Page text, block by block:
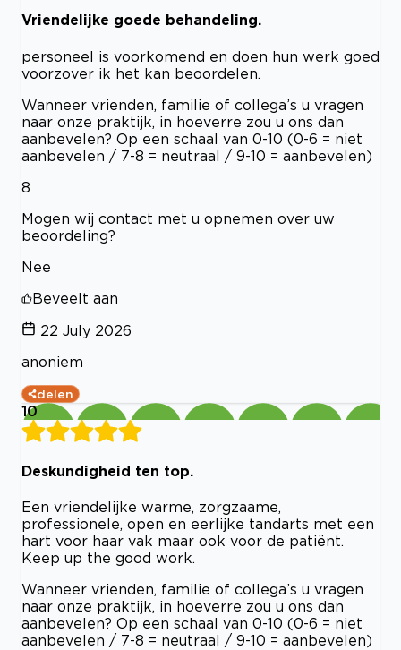
Vriendelijke goede behandeling.
personeel is voorkomend en doen hun werk goed
voorzover ik het kan beoordelen.
Wanneer vrienden, familie of collega’s u vragen
naar onze praktijk, in hoeverre zou u ons dan
aanbevelen? Op een schaal van 0-10 (0-6 = niet
aanbevelen / 7-8 = neutraal / 9-10 = aanbevelen)
8
Mogen wij contact met u opnemen over uw
beoordeling?
Nee
Beveelt aan
22 July 2026
anoniem
delen
10
Deskundigheid ten top.
Een vriendelijke warme, zorgzaame,
professionele, open en eerlijke tandarts met een
hart voor haar vak maar ook voor de patiënt.
Keep up the good work.
Wanneer vrienden, familie of collega’s u vragen
naar onze praktijk, in hoeverre zou u ons dan
aanbevelen? Op een schaal van 0-10 (0-6 = niet
aanbevelen / 7-8 = neutraal / 9-10 = aanbevelen)